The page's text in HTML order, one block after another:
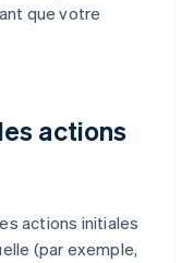
que votre
actions
actions initiales
(par exemple,